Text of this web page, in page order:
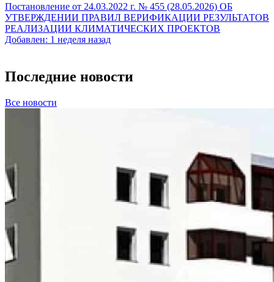
Постановление от 24.03.2022 г. № 455 (28.05.2026) ОБ
УТВЕРЖДЕНИИ ПРАВИЛ ВЕРИФИКАЦИИ РЕЗУЛЬТАТОВ
РЕАЛИЗАЦИИ КЛИМАТИЧЕСКИХ ПРОЕКТОВ
Добавлен: 1 неделя назад
Последние новости
Все новости